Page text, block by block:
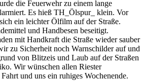
die Feuerwehr zu einem lange
Es hieß TH_Ölspur_ klein. Vor
ein leichter Ölfilm auf der Straße.
und Handbesen beseitigt.
mit Handkraft die Straße wieder sauber
zu Sicherheit noch Warnschilder auf und
von Blitzeis und Laub auf der Straßen
Wir wünschen allen Riester
und uns ein ruhiges Wochenende.